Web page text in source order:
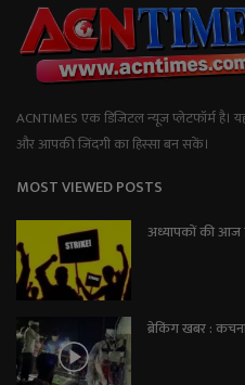
ACNTIMES एक डिजिटल न्यूज प्लेटफॉर्म है।
और आपकी जिंदगी का हिस्सा बन सकें।
MOST VIEWED POSTS
अध्यापकों की आज
ब्रेकिंग खबर :